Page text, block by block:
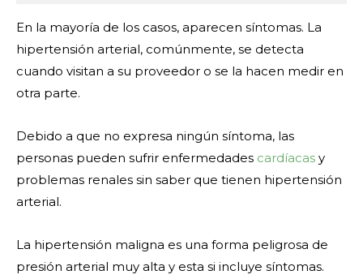
En la mayoría de los casos, aparecen síntomas. La
hipertensión arterial, comúnmente, se detecta
cuando visitan a su proveedor o se la hacen medir en
otra parte.
Debido a que no expresa ningún síntoma, las
personas pueden sufrir enfermedades cardíacas y
problemas renales sin saber que tienen hipertensión
arterial.
La hipertensión maligna es una forma peligrosa de
presión arterial muy alta y esta si incluye síntomas.